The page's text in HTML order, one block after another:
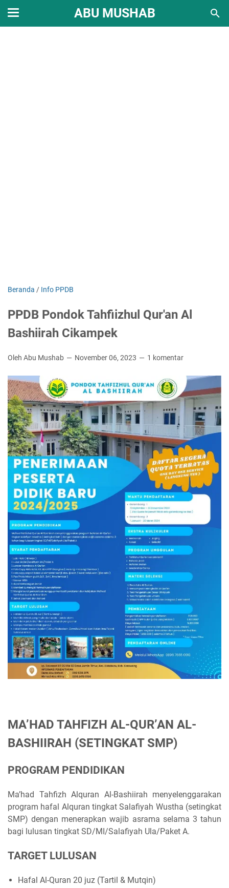
ABU MUSHAB
Beranda / Info PPDB
PPDB Pondok Tahfiizhul Qur'an Al
Bashiirah Cikampek
Oleh Abu Mushab November 06, 2023 1 komentar
MA’HAD TAHFIZH AL-QUR’AN AL-
BASHIIRAH (SETINGKAT SMP)
PROGRAM PENDIDIKAN
Ma’had Tahfizh Alquran Al-Bashiirah menyelenggarakan
program hafal Alquran tingkat Salafiyah Wustha (setingkat
SMP) dengan menerapkan wajib asrama selama 3 tahun
bagi lulusan tingkat SD/MI/Salafiyah Ula/Paket A.
TARGET LULUSAN
Hafal Al-Quran 20 juz (Tartil & Mutqin)